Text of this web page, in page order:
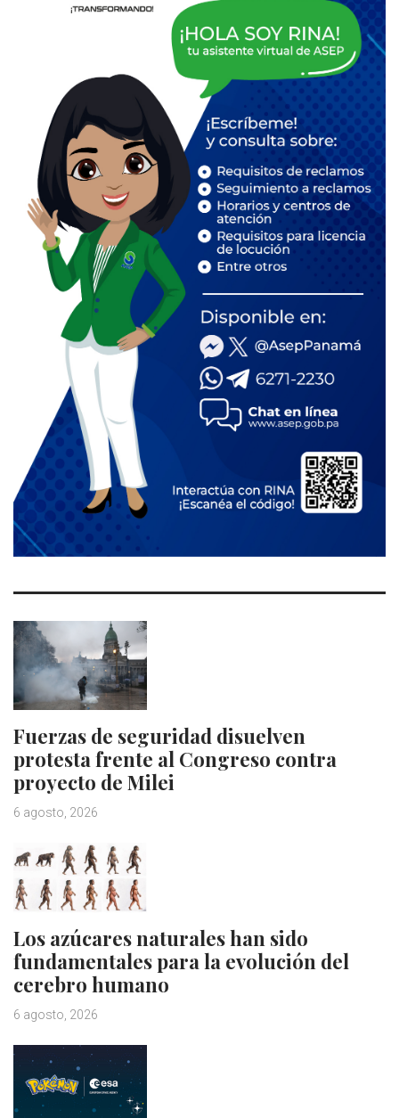
Fuerzas de seguridad disuelven
protesta frente al Congreso contra
proyecto de Milei
6 agosto, 2026
Los azúcares naturales han sido
fundamentales para la evolución del
cerebro humano
6 agosto, 2026